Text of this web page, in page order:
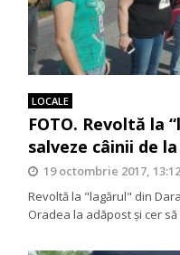
LOCALE
FOTO. Revoltă la
salveze câinii de
19 octombrie 2017, 13:12
Revoltă la "lagărul" din
Oradea la adăpost şi cer